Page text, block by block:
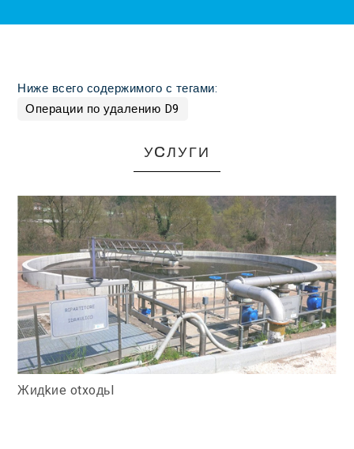
Ниже всего содержимого с тегами:
Операции по удалению D9
УCЛУГИ
Жидkиe otxoдьI